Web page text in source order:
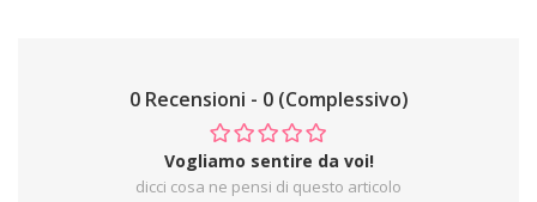
0 Recensioni - 0 (Complessivo)
Vogliamo sentire da voi!
dicci cosa ne pensi di questo articolo